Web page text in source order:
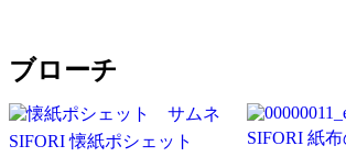
ブローチ
SIFORI 懐紙ポシェット
SIFORI 紙